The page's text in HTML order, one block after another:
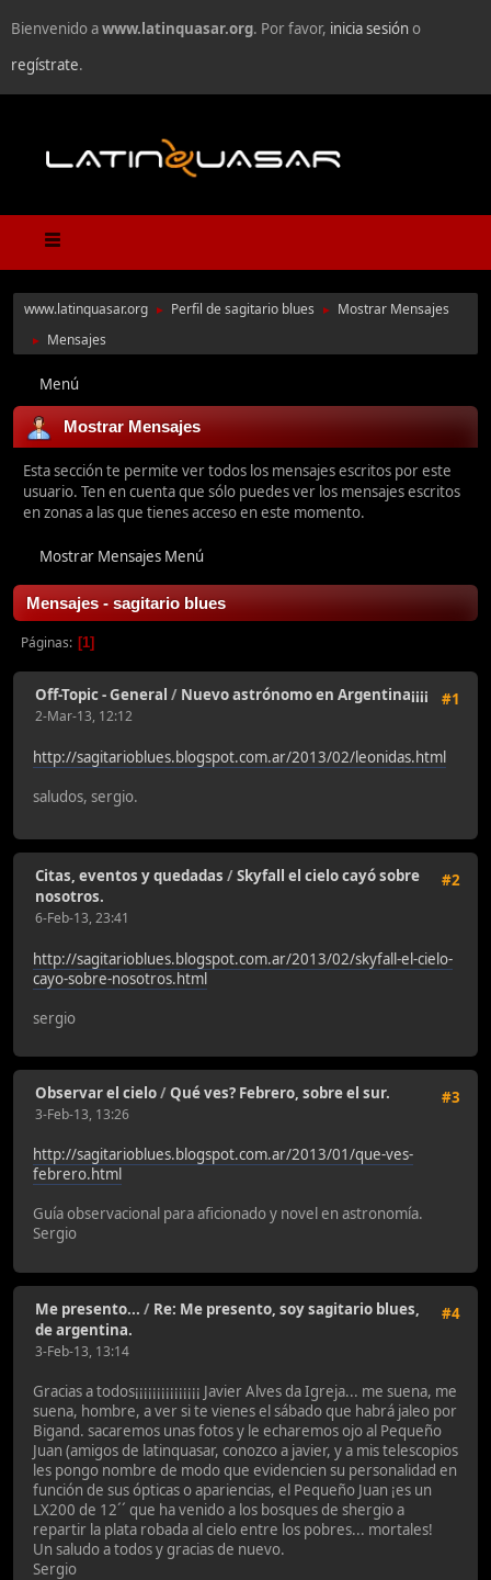
Bienvenido awww.latinquasar.org. Por favor, inicia sesióno
regístrate.
www.latinquasar.org ► Perfil de sagitario blues ► Mostrar Mensajes
► Mensajes
Menú
Mostrar Mensajes
Esta sección te permite ver todos los mensajes escritos por este
usuario. Ten en cuenta que sólo puedes ver los mensajes escritos
en zonas a las que tienes acceso en este momento.
Mostrar Mensajes Menú
Mensajes - sagitario blues
Páginas 1
#1
Off-Topic - General / Nuevo astrónomo en Argentina¡¡¡¡
2-Mar-13, 12:12
http://sagitarioblues.blogspot.com.ar/2013/02/leonidas.html
saludos, sergio.
#2
Citas, eventos y quedadas /Skyfall el cielo cayó sobre
nosotros.
6-Feb-13, 23:41
http://sagitarioblues.blogspot.com.ar/2013/02/skyfall-el-cielo-
cayo-sobre-nosotros.html
sergio
#3
Observar el cielo/Qué ves? Febrero, sobre el sur.
3-Feb-13, 13:26
http://sagitarioblues.blogspot.com.ar/2013/01/que-ves-
febrero.html
Guía observacional para aficionado y novel en astronomía.
Sergio
#4
Me presento... / Re: Me presento, soy sagitario blues,
de argentina.
3-Feb-13, 13:14
Gracias a todos¡¡¡¡¡¡¡¡¡¡¡¡¡¡¡ Javier Alves da Igreja... me suena, me
suena, hombre, a ver si te vienes el sábado que habrá jaleo por
Bigand. sacaremos unas fotos y le echaremos ojo al Pequeño
Juan (amigos de latinquasar, conozco a javier, y a mis telescopios
les pongo nombre de modo que evidencien su personalidad en
función de sus ópticas o apariencias, el Pequeño Juan ¡es un
LX200 de 12´´ que ha venido a los bosques de shergio a
repartir la plata robada al cielo entre los pobres... mortales!
Un saludo a todos y gracias de nuevo.
Sergio